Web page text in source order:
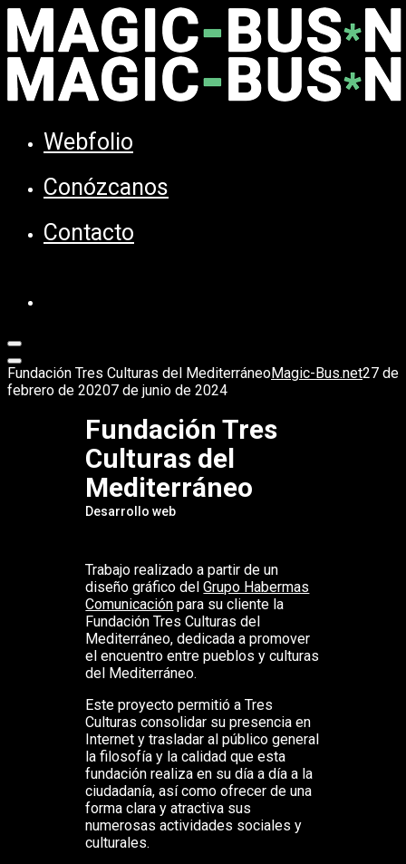
Webfolio
Conózcanos
Contacto
Fundación Tres Culturas del MediterráneoMagic-Bus.net27 de
febrero de 20207 de junio de 2024
Fundación Tres
Culturas del
Mediterráneo
Desarrollo web
Trabajo realizado a partir de un
diseño gráfico delGrupo Habermas
Comunicación para su cliente la
Fundación Tres Culturas del
Mediterráneo, dedicada a promover
el encuentro entre pueblos y culturas
del Mediterráneo.
Este proyecto permitió a Tres
Culturas consolidar su presencia en
Internet y trasladar al público general
la filosofía y la calidad que esta
fundación realiza en su día a día a la
ciudadanía, así como ofrecer de una
forma clara y atractiva sus
numerosas actividades sociales y
culturales.